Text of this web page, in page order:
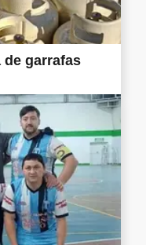
de garrafas